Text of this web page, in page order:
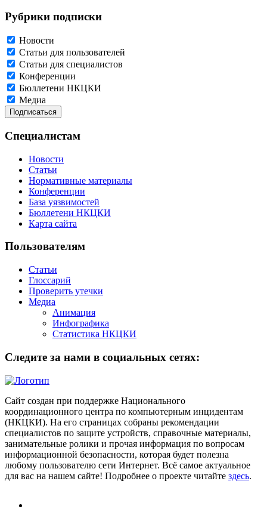
Рубрики подписки
Новости
Статьи для пользователей
Статьи для специалистов
Конференции
Бюллетени НКЦКИ
Медиа
Специалистам
Новости
Статьи
Нормативные материалы
Конференции
База уязвимостей
Бюллетени НКЦКИ
Карта сайта
Пользователям
Статьи
Глоссарий
Проверить утечки
Медиа
Анимация
Инфографика
Статистика НКЦКИ
Следите за нами в социальных сетях:
Сайт создан при поддержке Национального
координационного центра по компьютерным инцидентам
(НКЦКИ). На его страницах собраны рекомендации
специалистов по защите устройств, справочные материалы,
занимательные ролики и прочая информация по вопросам
информационной безопасности, которая будет полезна
любому пользователю сети Интернет. Всё самое актуальное
для вас на нашем сайте! Подробнее о проекте читайте здесь.